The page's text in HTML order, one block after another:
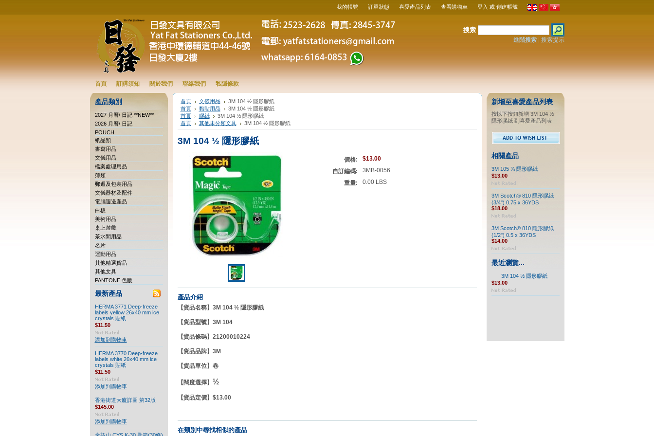
我的帳號 訂單狀態 喜愛產品列表 查看購物車 登入 或 創建帳號
搜索
進階搜索| 搜索提示
首頁 訂購須知 關於我們 聯絡我們 私隱條款
產品類別
2027 月曆/ 日記 **NEW**
2026 月曆/ 日記
POUCH
紙品類
書寫用品
文儀用品
檔案處理用品
簿類
郵遞及包裝用品
文儀器材及配件
電腦週邊產品
白板
美術用品
桌上遊戲
茶水間用品
名片
運動用品
其他精選貨品
其他文具
PANTONE 色版
最新產品
HERMA 3771 Deep-freeze
labels yellow 26x40 mm ice
crystals 貼紙
$11.50
添加到購物車
HERMA 3770 Deep-freeze
labels white 26x40 mm ice
crystals 貼紙
$11.50
添加到購物車
香港街道大廈詳圖 第32版
$145.00
添加到購物車
首頁 文儀用品
3M 104 ½ 隱形膠紙
首頁
黏貼用品
3M 104 ½ 隱形膠紙
首頁
膠紙
3M 104 ½ 隱形膠紙
首頁
其他未分類文具 3M 104 ½ 隱形膠紙
3M 104 ½ 隱形膠紙
價格:
$13.00
自訂編碼:
3MB-0056
重量:
0.00 LBS
產品介紹
【貨品名稱】3M 104 ½ 隱形膠紙
【貨品型號】3M 104
【貨品條碼】21200010224
【貨品品牌】 3M
【貨品單位】卷
【闊度選擇】 ½
【貨品定價】$13.00
在類別中尋找相似的產品
新增至喜愛產品列表
按以下按鈕新增 3M 104 ½
隱形膠紙 到喜愛產品列表
相關產品
3M 105 ¾ 隱形膠紙
$13.00
3M Scotch® 810 隱形膠紙
(3/4") 0.75 x 36YDS
$18.00
3M Scotch® 810 隱形膠紙
(1/2") 0.5 x 36YDS
$14.00
最近瀏覽...
3M 104 ½ 隱形膠紙
$13.00